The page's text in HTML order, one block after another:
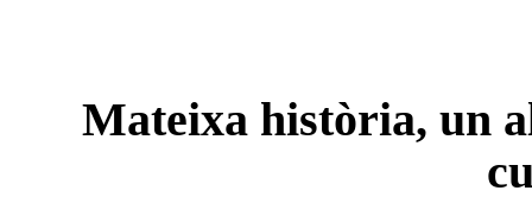
Mateixa història, un